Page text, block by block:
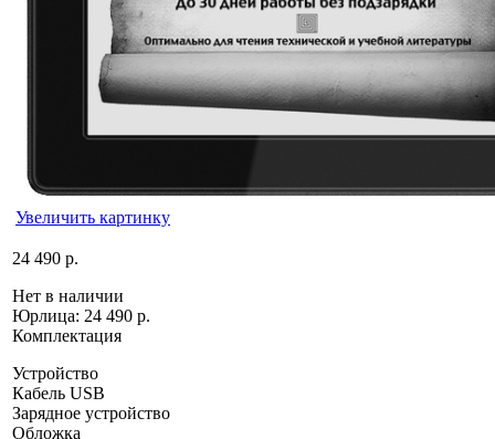
Увеличить картинку
24 490 р.
Нет в наличии
Юрлица: 24 490 р.
Комплектация
Устройство
Кабель USB
Зарядное устройство
Обложка